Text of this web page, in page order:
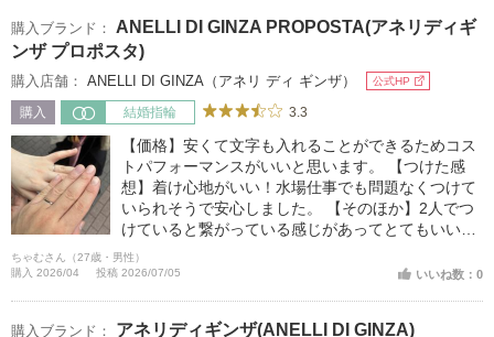
購入ブランド：
ANELLI DI GINZA PROPOSTA(アネリディギ
ンザ プロポスタ)
購入店舗： ANELLI DI GINZA（アネリ ディ ギンザ） 公式HP
購入 結婚指輪 3.3
【価格】安くて文字も入れることができるためコス
トパフォーマンスがいいと思います。 【つけた感
想】着け心地がいい！水場仕事でも問題なくつけて
いられそうで安心しました。 【そのほか】2人でつ
けていると繋がっている感じがあってとてもいいで
すね。また何かジュエリーを選ぶ時は行こうかなと
思いました。
ちゃむさん（27歳・男性）
購入 2026/04
投稿 2026/07/05 いいね数：0
購入ブランド： アネリディギンザ(ANELLI DI GINZA)